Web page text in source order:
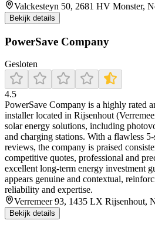
Valckesteyn 50, 2681 HV Monster,
Bekijk details
PowerSave Company
Gesloten
4.5
PowerSave Company is a highly rated
installer located in Rijsenhout
solar energy solutions, including
and charging stations. With a flawless
reviews, the company is praised
competitive quotes, professional and
excellent long‑term energy investment
appears genuine and contextual,
reliability and expertise.
Verremeer 93, 1435 LX Rijsenhout,
Bekijk details